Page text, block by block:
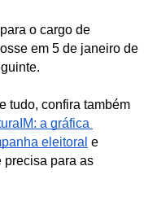
o cargo de
em 5 de janeiro de
tudo, confira também
a gráfica
eleitoral e